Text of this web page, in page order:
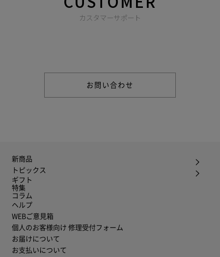
カスタマーサポート
お問い合わせ
新商品
トピックス
ギフト
特集
コラム
ヘルプ
WEBご意見箱
個人のお客様向け 修理受付フォーム
お届けについて
お支払いについて